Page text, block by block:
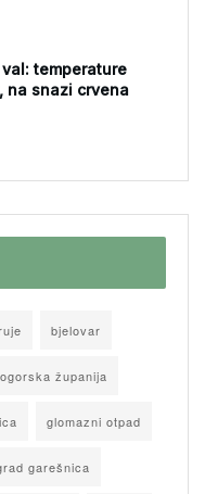
temperature
na snazi crvena
bjelovar
županija
glomazni otpad
garešnica